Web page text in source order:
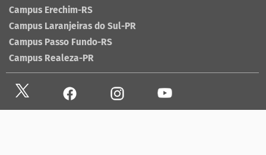
Campus Erechim-RS
Campus Laranjeiras do Sul-PR
Campus Passo Fundo-RS
Campus Realeza-PR